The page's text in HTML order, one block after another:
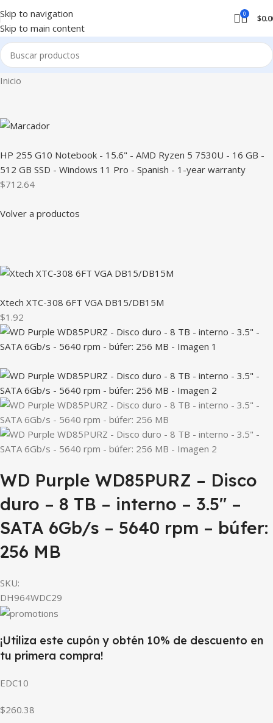
Skip to navigation
Skip to main content
0 $
Inicio
HP 255 G10 Notebook - 15.6" - AMD Ryzen 5 7530U - 16 GB -
512 GB SSD - Windows 11 Pro - Spanish - 1-year warranty
$712.64
Volver a productos
Xtech XTC-308 6FT VGA DB15/DB15M
$1.92
WD Purple WD85PURZ – Disco
duro – 8 TB – interno – 3.5″ –
SATA 6Gb/s – 5640 rpm – búfer:
256 MB
SKU:
DH964WDC29
¡Utiliza este cupón y obtén 10% de descuento en
tu primera compra!
EDC10
$260.38